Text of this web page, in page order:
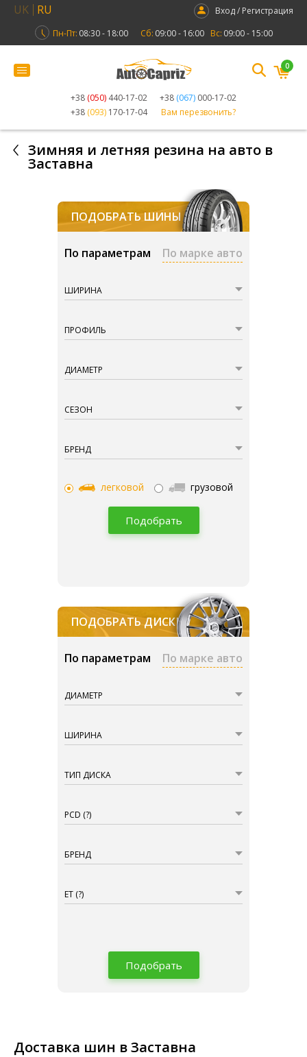
UK RU
Вход / Регистрация
Пн-Пт: 08:30 - 18:00 Сб: 09:00 - 16:00 Вс: 09:00 - 15:00
+38 (050) 440-17-02 +38 (067) 000-17-02
+38 (093) 170-17-04 Вам перезвонить?
0
Зимняя и летняя резина на авто в
Заставна
ПОДОБРАТЬ ШИНЫ
По параметрам По марке авто
ШИРИНА
ПРОФИЛЬ
ДИАМЕТР
СЕЗОН
БРЕНД
легковой грузовой
Подобрать
ПОДОБРАТЬ ДИСКИ
По параметрам По марке авто
ДИАМЕТР
ШИРИНА
ТИП ДИСКА
PCD (?)
БРЕНД
ET (?)
Подобрать
Доставка шин в Заставна